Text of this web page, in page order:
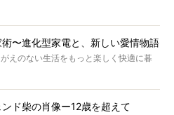
術〜進化型家電と、新しい愛情物語
えのない生活をもっと楽しく快適に暮
ンド柴の肖像ー12歳を超えて